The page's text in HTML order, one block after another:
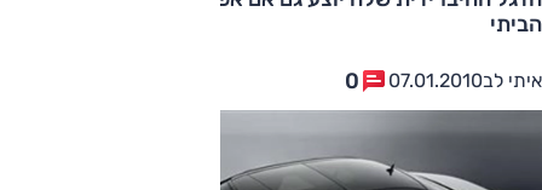
הביתי
איתי לב07.01.2010
0